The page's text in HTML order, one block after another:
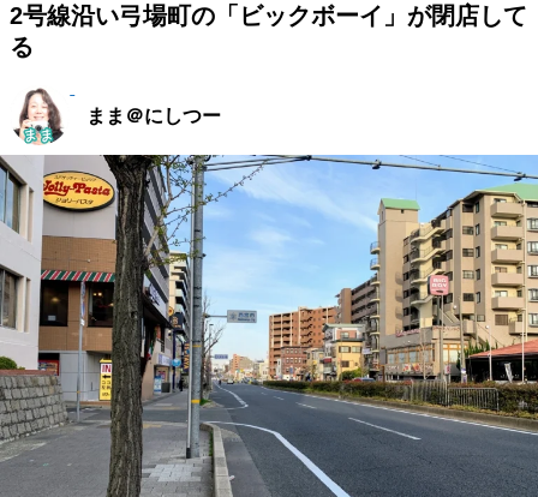
2号線沿い弓場町の「ビックボーイ」が閉店して
る
まま＠にしつー